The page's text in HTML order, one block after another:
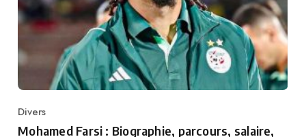
Category
Divers
Mohamed Farsi : Biographie, parcours, salaire,